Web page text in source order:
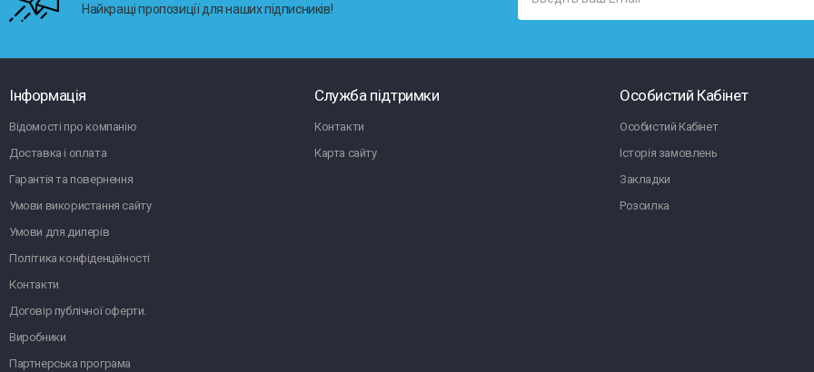
Найкращі пропозиції для наших підписників!
Інформація
Відомості про компанію
Доставка і оплата
Гарантія та повернення
Умови використання сайту
Умови для дилерів
Політика конфіденційності
Контакти
Договір публічної оферти.
Виробники
Партнерська програма
Служба підтримки
Контакти
Карта сайту
Особистий Кабінет
Особистий Кабінет
Історія замовлень
Закладки
Розсилка